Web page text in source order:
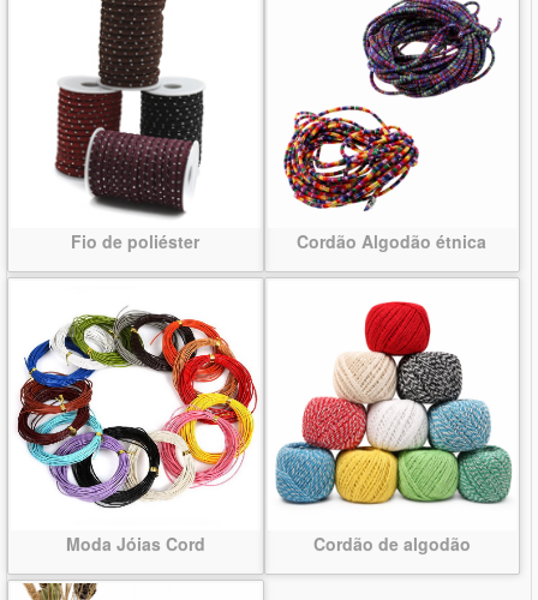
Fio de poliéster Cordão Algodão étnica
Moda Jóias Cord Cordão de algodão